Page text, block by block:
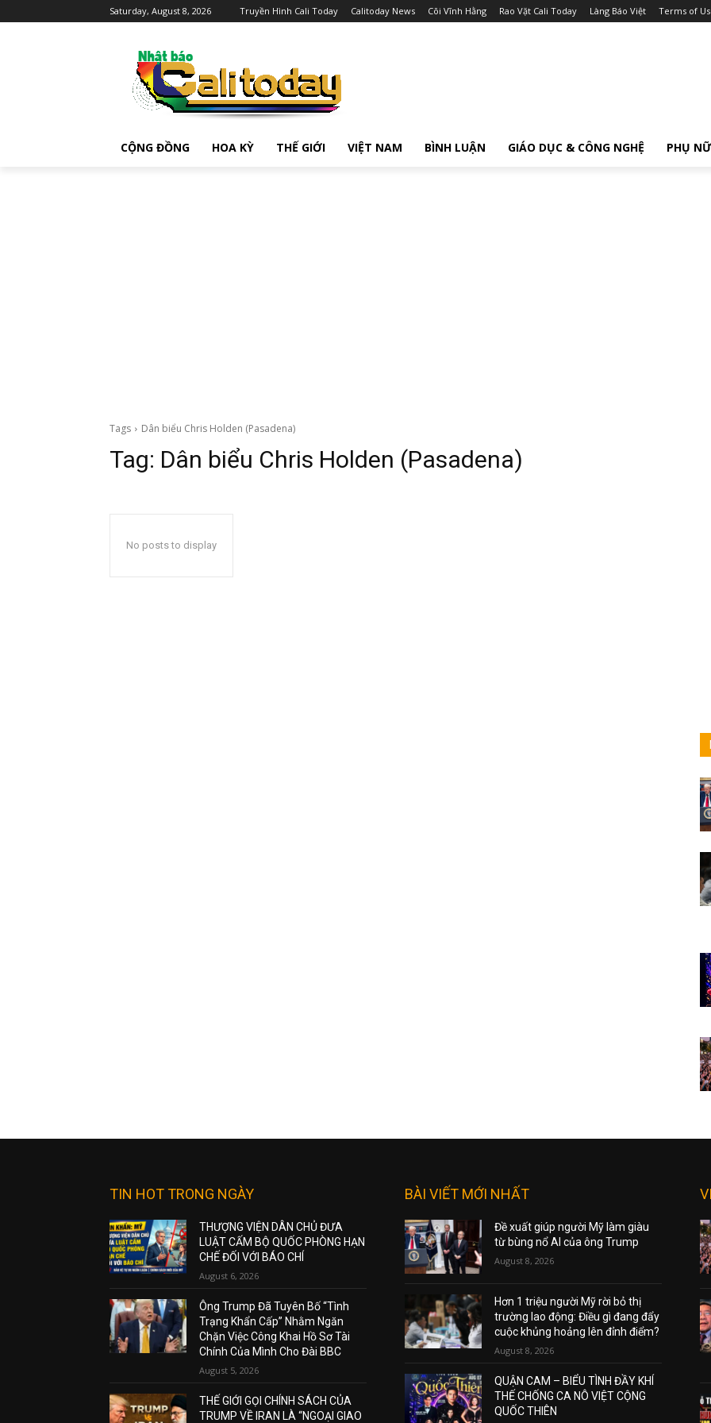
Saturday, August 8, 2026 Truyền Hình Cali Today Calitoday News Cõi Vĩnh Hằng Rao Vặt Cali Today Làng Báo Việt Terms of
CỘNG ĐỒNG HOA KỲ THẾ GIỚI VIỆT NAM BÌNH LUẬN GIÁO DỤC & CÔNG NGHỆ PHỤ NỮ
Tags Dân biểu Chris Holden (Pasadena)
Tag: Dân biểu Chris Holden (Pasadena)
No posts to display
TIN HOT TRONG NGÀY
THƯỢNG VIỆN DÂN CHỦ ĐƯA
LUẬT CẤM BỘ QUỐC PHÒNG HẠN
CHẾ ĐỐI VỚI BÁO CHÍ
August 6, 2026
Ông Trump Đã Tuyên Bố “Tình
Trạng Khẩn Cấp” Nhằm Ngăn
Chặn Việc Công Khai Hồ Sơ Tài
Chính Của Mình Cho Đài BBC
August 5, 2026
THẾ GIỚI GỌI CHÍNH SÁCH CỦA
TRUMP VỀ IRAN LÀ “NGOẠI GIAO
BÀI VIẾT MỚI NHẤT
Đề xuất giúp người Mỹ làm giàu
từ bùng nổ AI của ông Trump
August 8, 2026
Hơn 1 triệu người Mỹ rời bỏ thị
trường lao động: Điều gì đang đẩy
cuộc khủng hoảng lên đỉnh điểm?
August 8, 2026
QUẬN CAM – BIỂU TÌNH ĐẦY KHÍ
THẾ CHỐNG CA NÔ VIỆT CỘNG
QUỐC THIÊN